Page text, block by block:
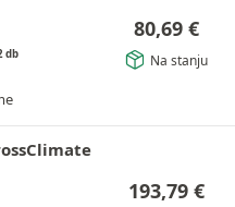
db
80,69 €
Na stanju
193,79 €